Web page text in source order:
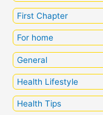
First Chapter
For home
General
Health Lifestyle
Health Tips